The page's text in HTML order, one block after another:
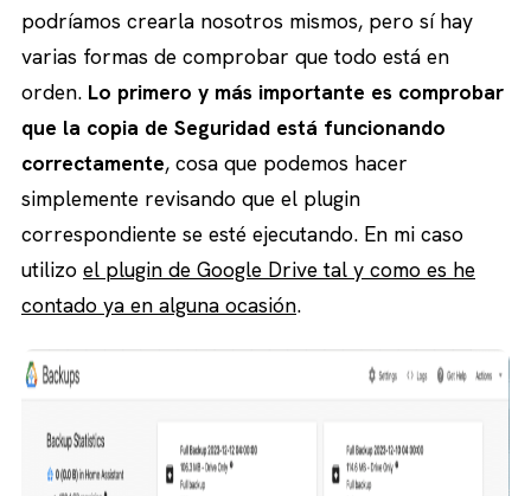
podríamos crearla nosotros mismos, pero sí hay
varias formas de comprobar que todo está en
orden. Lo primero y más importante es comprobar
que la copia de Seguridad está funcionando
correctamente, cosa que podemos hacer
simplemente revisando que el plugin
correspondiente se esté ejecutando. En mi caso
utilizo el plugin de Google Drive tal y como es he
contado ya en alguna ocasión.